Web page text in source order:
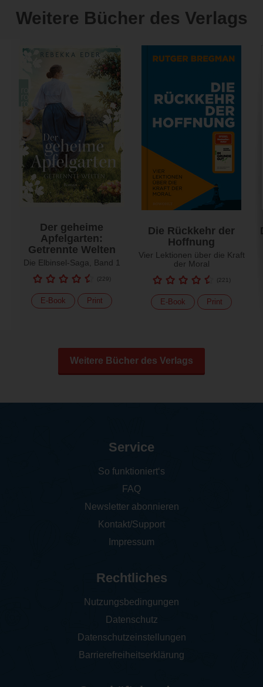
Weitere Bücher des Verlags
Der geheime
Apfelgarten:
Getrennte Welten
Die Elbinsel-Saga, Band 1
(229)
E-Book Print
Die Rückkehr der
Hoffnung
Vier Lektionen über die Kraft
der Moral
(221 )
E-Book Print
Weitere Bücher des Verlags
Service
So funktioniert‘s
FAQ
Newsletter abonnieren
Kontakt/Support
Impressum
Rechtliches
Nutzungsbedingungen
Datenschutz
Datenschutzeinstellungen
Barrierefreiheitserklärung